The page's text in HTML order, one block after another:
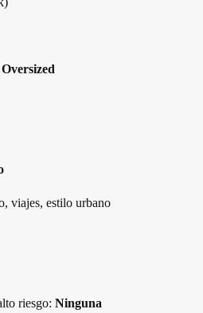
viajes, estilo urbano
riesgo: Ninguna